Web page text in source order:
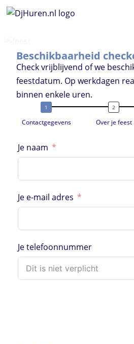
Ga
inhoud
Beschikbaarheid
Check vrijblijvend of we
feestdatum. Op werkdagen
binnen enkele uren.
Contactgegevens Over je feest
Je naam
Je e-mail adres
Je telefoonnummer